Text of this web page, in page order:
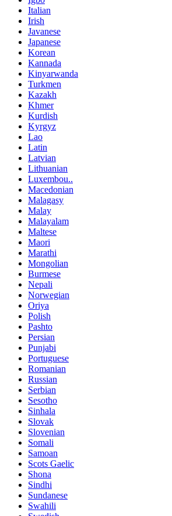
Italian
Irish
Javanese
Japanese
Korean
Kannada
Kinyarwanda
Turkmen
Kazakh
Khmer
Kurdish
Kyrgyz
Lao
Latin
Latvian
Lithuanian
Luxembou..
Macedonian
Malagasy
Malay
Malayalam
Maltese
Maori
Marathi
Mongolian
Burmese
Nepali
Norwegian
Oriya
Polish
Pashto
Persian
Punjabi
Portuguese
Romanian
Russian
Serbian
Sesotho
Sinhala
Slovak
Slovenian
Somali
Samoan
Scots Gaelic
Shona
Sindhi
Sundanese
Swahili